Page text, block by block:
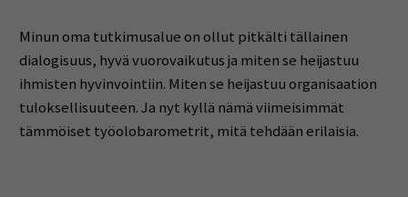
Minun oma tutkimusalue on ollut pitkälti tällainen
dialogisuus, hyvä vuorovaikutus ja miten se heijastuu
ihmisten hyvinvointiin. Miten se heijastuu organisaation
tuloksellisuuteen. Ja nyt kyllä nämä viimeisimmät
tämmöiset työolobarometrit, mitä tehdään erilaisia.